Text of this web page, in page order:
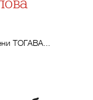
ТОГАВА...